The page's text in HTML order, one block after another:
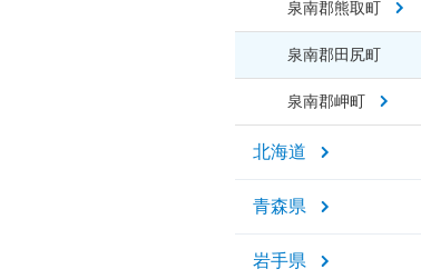
泉南郡熊取町
泉南郡田尻町
泉南郡岬町
北海道
青森県
岩手県